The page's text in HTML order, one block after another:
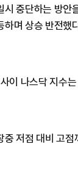
시 중단하는 방안
하며 상승 반전했
이 나스닥 지수
중 저점 대비 고